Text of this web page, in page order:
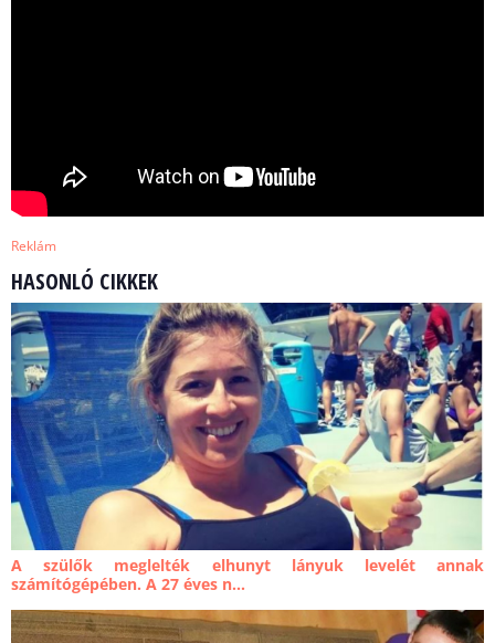
Reklám
HASONLÓ CIKKEK
A szülők meglelték elhunyt lányuk levelét annak
számítógépében. A 27 éves n...